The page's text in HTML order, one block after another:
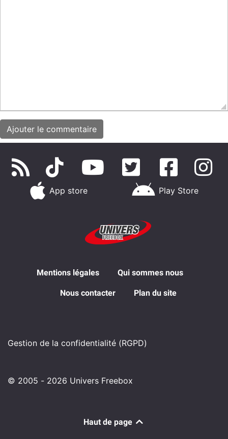
App store Play Store
Mentions légales Qui sommes nous
Nous contacter Plan du site
Gestion de la confidentialité (RGPD)
© 2005 - 2026 Univers Freebox
Haut de page